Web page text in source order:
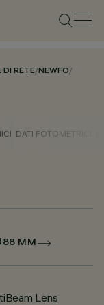
DI RETE/NEWFO/
DATI FOTOMETRICI
MM
Lens